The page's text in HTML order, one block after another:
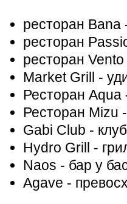
ресторан
ресторан
ресторан
Market Grill -
Ресторан Aqua
Ресторан Mizu
Gabi Club -
Hydro Grill -
Naos - бар у
Agave -